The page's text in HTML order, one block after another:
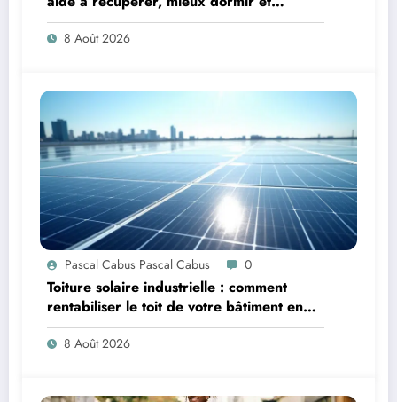
retrouver de l’énergie
8 Août 2026
Pascal Cabus Pascal Cabus 0
Toiture solaire industrielle : comment
rentabiliser le toit de votre bâtiment en
2026 ?
8 Août 2026